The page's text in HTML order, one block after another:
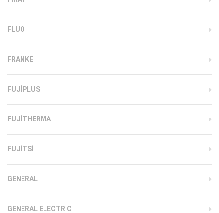
FLUO
FRANKE
FUJIPLUS
FUJITHERMA
FUJITSI
GENERAL
GENERAL ELECTRIC